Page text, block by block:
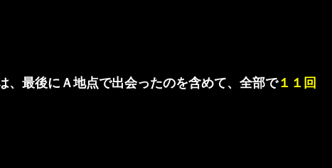
、最後にＡ地点で出会ったのを含めて、全部で１１回